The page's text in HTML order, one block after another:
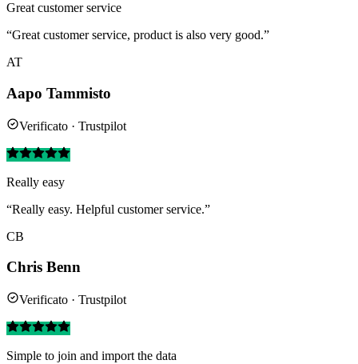
Great customer service
“Great customer service, product is also very good.”
AT
Aapo Tammisto
Verificato · Trustpilot
Really easy
“Really easy. Helpful customer service.”
CB
Chris Benn
Verificato · Trustpilot
Simple to join and import the data